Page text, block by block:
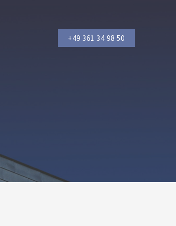
+49 361 34 98 50